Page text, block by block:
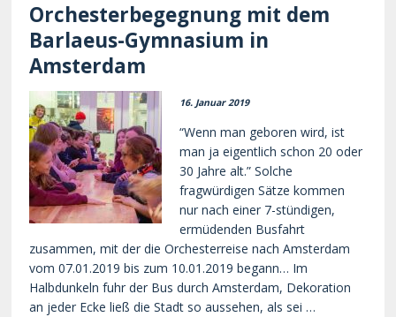
Orchesterbegegnung mit dem
Barlaeus-Gymnasium in
Amsterdam
16. Januar 2019
“Wenn man geboren wird, ist
man ja eigentlich schon 20 oder
30 Jahre alt.” Solche
fragwürdigen Sätze kommen
nur nach einer 7-stündigen,
ermüdenden Busfahrt
zusammen, mit der die Orchesterreise nach Amsterdam
vom 07.01.2019 bis zum 10.01.2019 begann… Im
Halbdunkeln fuhr der Bus durch Amsterdam, Dekoration
an jeder Ecke ließ die Stadt so aussehen, als sei …